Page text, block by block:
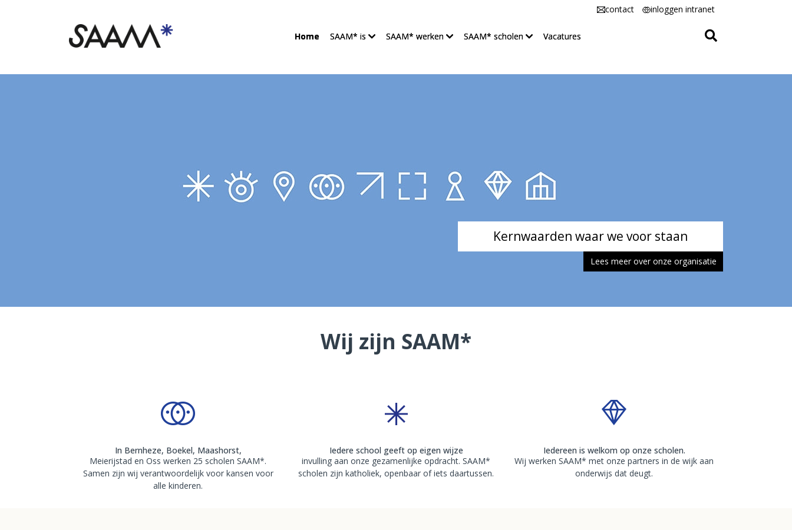
contact inloggen intranet
Home SAAM* is SAAM* werken SAAM* scholen Vacatures
Kernwaarden waar we voor staan
Lees meer over onze organisatie
SAAM* als organisatie in één animatie
Bekijk de video
Wij zijn SAAM*
In Bernheze, Boekel, Maashorst,
Meierijstad en Oss werken 25 scholen SAAM*.
Samen zijn wij verantwoordelijk voor kansen voor
alle kinderen.
Iedere school geeft op eigen wijze
invulling aan onze gezamenlijke opdracht. SAAM*
scholen zijn katholiek, openbaar of iets daartussen.
Iedereen is welkom op onze scholen.
Wij werken SAAM* met onze partners in de wijk aan
onderwijs dat deugt.